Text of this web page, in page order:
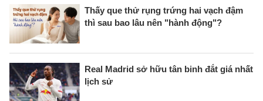
Thấy que thử rụng trứng hai vạch đậm
thì sau bao lâu nên "hành động"?
Real Madrid sở hữu tân binh đắt giá nhất
lịch sử